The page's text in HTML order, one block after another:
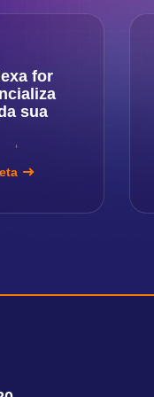
for
sua